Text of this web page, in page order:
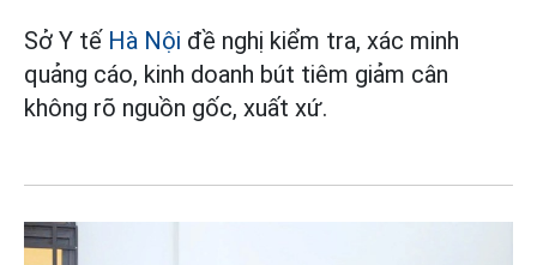
Sở Y tế Hà Nội đề nghị kiểm tra, xác minh
quảng cáo, kinh doanh bút tiêm giảm cân
không rõ nguồn gốc, xuất xứ.